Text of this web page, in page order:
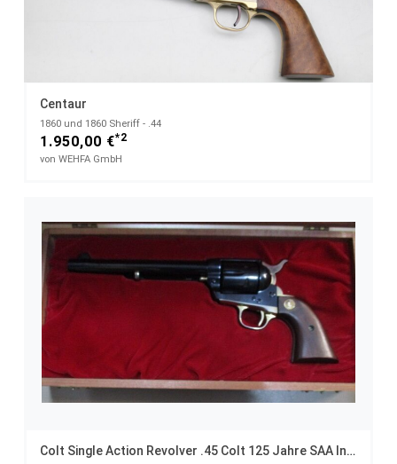
Centaur
1860 und 1860 Sheriff - .44
1.950,00 €*2
von WEHFA GmbH
Colt Single Action Revolver .45 Colt 125 Jahre SAA In Presentation Case